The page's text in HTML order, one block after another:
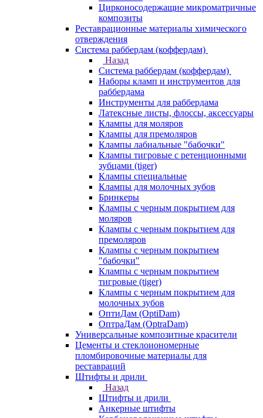
Цирконосодержащие микроматричные
композиты
Реставрационные материалы химического
отверждения
Система раббердам (коффердам)
Назад
Система раббердам (коффердам)
Наборы кламп и инструментов для
раббердама
Инструменты для раббердама
Латексные листы, флоссы, аксессуары
Клампы для моляров
Клампы для премоляров
Клампы лабиальные "бабочки"
Клампы тигровые с ретенционными
зубцами (tiger)
Клампы специальные
Клампы для молочных зубов
Бринкеры
Клампы с черным покрытием для
моляров
Клампы с черным покрытием для
премоляров
Клампы с черным покрытием
"бабочки"
Клампы с черным покрытием
тигровые (tiger)
Клампы с черным покрытием для
молочных зубов
ОптиДам (OptiDam)
ОптраДам (OptraDam)
Универсальные композитные красители
Цементы и стеклоиономерные
пломбировочные материалы для
реставраций
Штифты и дрили
Назад
Штифты и дрили
Анкерные штифты